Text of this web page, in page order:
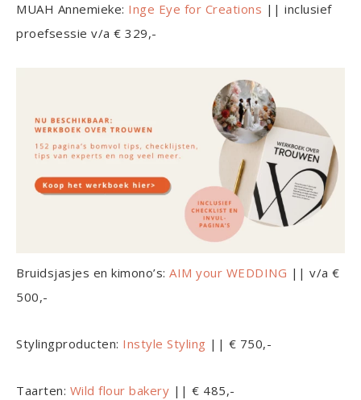
MUAH Annemieke: Inge Eye for Creations || inclusief
proefsessie v/a € 329,-
Bruidsjasjes en kimono’s: AIM your WEDDING || v/a €
500,-
Stylingproducten: Instyle Styling || € 750,-
Taarten: Wild flour bakery || € 485,-